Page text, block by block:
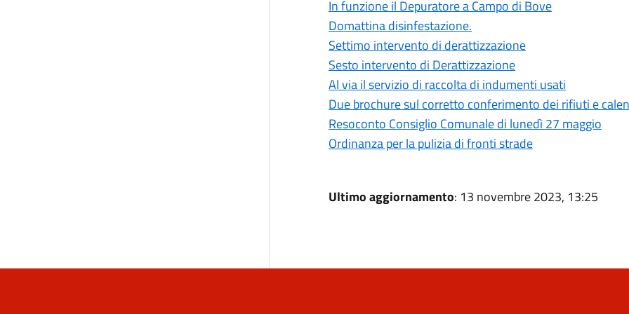
In funzione il Depuratore a Campo di Bove
Domattina disinfestazione.
Settimo intervento di derattizzazione
Sesto intervento di Derattizzazione
Al via il servizio di raccolta di indumenti usati
Due brochure sul corretto conferimento dei rifiuti e
Resoconto Consiglio Comunale di lunedì 27 maggio
Ordinanza per la pulizia di fronti strade
Ultimo aggiornamento: 13 novembre 2023, 13:25